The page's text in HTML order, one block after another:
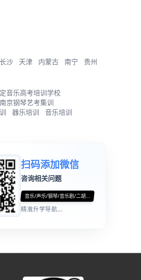
长沙 天津 内蒙古 南宁
贵州
音乐高考培训学校
南京钢琴艺考集训
器乐培训
音乐培训
扫码添加微信
咨询相关问题
音乐/声乐/钢琴/音乐剧/二胡...
精准升学导航...